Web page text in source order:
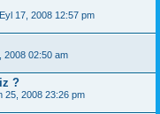
17, 2008 12:57 pm
2008 02:50 am
?
25, 2008 23:26 pm